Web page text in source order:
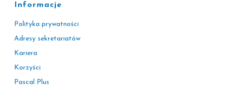
Informacje
Polityka prywatności
Adresy sekretariatów
Kariera
Korzyści
Pascal Plus